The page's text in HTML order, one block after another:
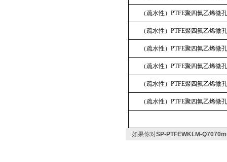
（疏水性）PTFE聚四氟乙烯微
（疏水性）PTFE聚四氟乙烯微
（疏水性）PTFE聚四氟乙烯微
（疏水性）PTFE聚四氟乙烯微
（疏水性）PTFE聚四氟乙烯微
（疏水性）PTFE聚四氟乙烯微
如果你对SP-PTFEWKLM-